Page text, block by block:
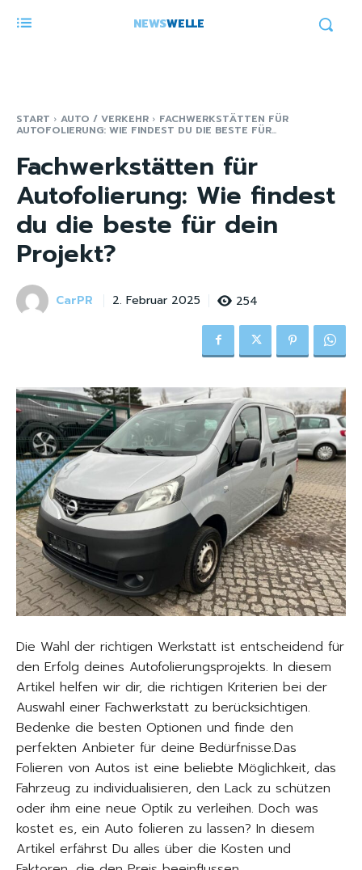
NEWSWELLE
START AUTO / VERKEHR FACHWERKSTÄTTEN FÜR
AUTOFOLIERUNG: WIE FINDEST DU DIE BESTE FÜR...
Fachwerkstätten für
Autofolierung: Wie findest
du die beste für dein
Projekt?
CarPR 2. Februar 2025 254
Die Wahl der richtigen Werkstatt ist entscheidend für
den Erfolg deines Autofolierungsprojekts. In diesem
Artikel helfen wir dir, die richtigen Kriterien bei der
Auswahl einer Fachwerkstatt zu berücksichtigen.
Bedenke die besten Optionen und finde den
perfekten Anbieter für deine Bedürfnisse.Das
Folieren von Autos ist eine beliebte Möglichkeit, das
Fahrzeug zu individualisieren, den Lack zu schützen
oder ihm eine neue Optik zu verleihen. Doch was
kostet es, ein Auto folieren zu lassen? In diesem
Artikel erfährst Du alles über die Kosten und